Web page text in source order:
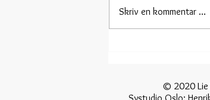
Skriv en kommentar …
© 2020